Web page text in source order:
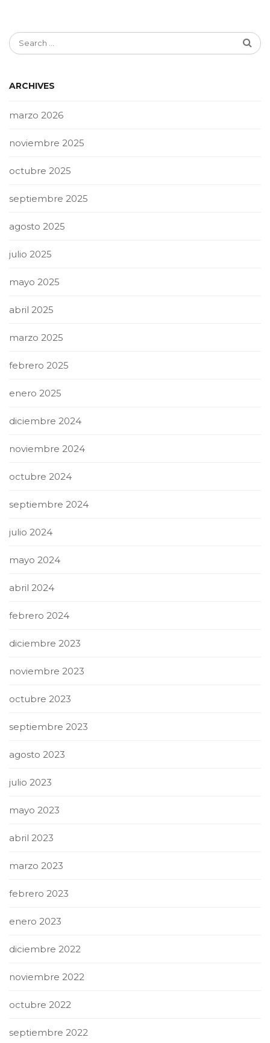
ARCHIVES
marzo 2026
noviembre 2025
octubre 2025
septiembre 2025
agosto 2025
julio 2025
mayo 2025
abril 2025
marzo 2025
febrero 2025
enero 2025
diciembre 2024
noviembre 2024
octubre 2024
septiembre 2024
julio 2024
mayo 2024
abril 2024
febrero 2024
diciembre 2023
noviembre 2023
octubre 2023
septiembre 2023
agosto 2023
julio 2023
mayo 2023
abril 2023
marzo 2023
febrero 2023
enero 2023
diciembre 2022
noviembre 2022
octubre 2022
septiembre 2022